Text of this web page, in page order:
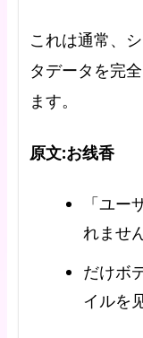
これは通常、
タデータを完
ます。
原文:お线香
「ユー
れませ
だけボ
イルを